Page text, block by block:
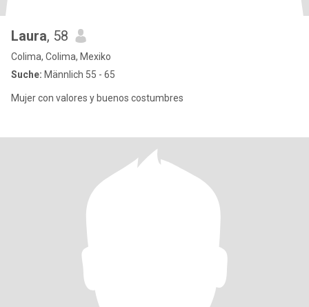
Laura, 58
Colima, Colima, Mexiko
Suche: Männlich 55 - 65
Mujer con valores y buenos costumbres